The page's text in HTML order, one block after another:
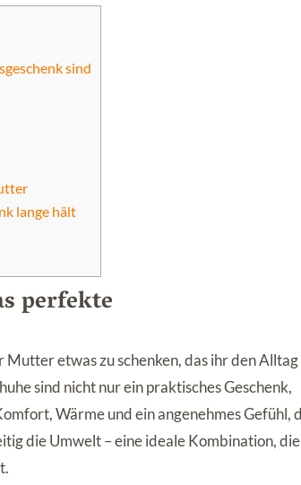
sind
lange hält
perfekte
etwas zu schenken, das ihr den Alltag
sind nicht nur ein praktisches Geschenk,
Wärme und ein angenehmes Gefühl,
die Umwelt – eine ideale Kombination, die